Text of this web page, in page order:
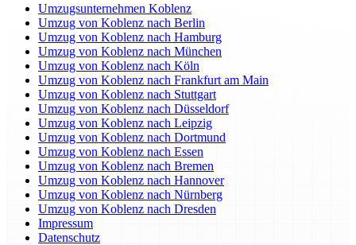
Umzugsunternehmen Koblenz
Umzug von Koblenz nach Berlin
Umzug von Koblenz nach Hamburg
Umzug von Koblenz nach München
Umzug von Koblenz nach Köln
Umzug von Koblenz nach Frankfurt am Main
Umzug von Koblenz nach Stuttgart
Umzug von Koblenz nach Düsseldorf
Umzug von Koblenz nach Leipzig
Umzug von Koblenz nach Dortmund
Umzug von Koblenz nach Essen
Umzug von Koblenz nach Bremen
Umzug von Koblenz nach Hannover
Umzug von Koblenz nach Nürnberg
Umzug von Koblenz nach Dresden
Impressum
Datenschutz